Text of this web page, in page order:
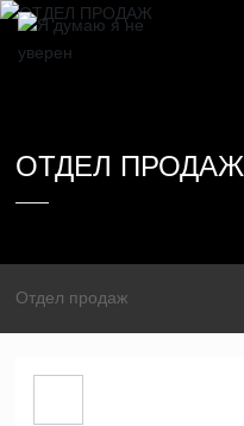
——
ОТДЕЛ ПРОДАЖ
Отдел продаж